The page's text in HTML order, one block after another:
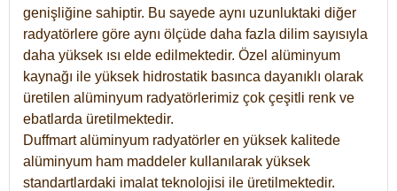
genişliğine sahiptir. Bu sayede aynı uzunluktaki diğer
radyatörlere göre aynı ölçüde daha fazla dilim sayısıyla
daha yüksek ısı elde edilmektedir. Özel alüminyum
kaynağı ile yüksek hidrostatik basınca dayanıklı olarak
üretilen alüminyum radyatörlerimiz çok çeşitli renk ve
ebatlarda üretilmektedir.
Duffmart alüminyum radyatörler en yüksek kalitede
alüminyum ham maddeler kullanılarak yüksek
standartlardaki imalat teknolojisi ile üretilmektedir.